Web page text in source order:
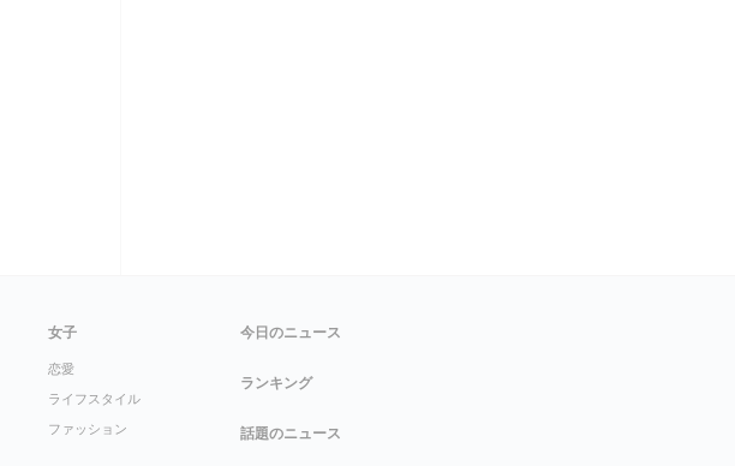
女子
恋愛
ライフスタイル
ファッション
今日のニュース
ランキング
話題のニュース